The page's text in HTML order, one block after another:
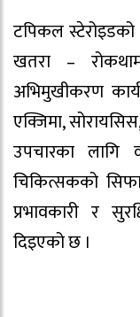
टपिकल
खतरा –
अभिमुखीकरण
एक्जिमा,
उपचारका लागि
चिकित्सकको
प्रभावकारी र
दिइएको छ ।